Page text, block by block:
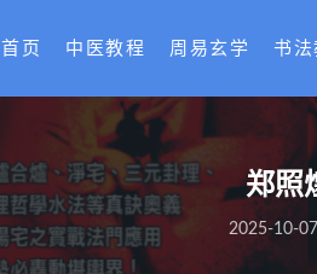
首页 中医教程 周易玄学 书法
郑照
2025-10-07